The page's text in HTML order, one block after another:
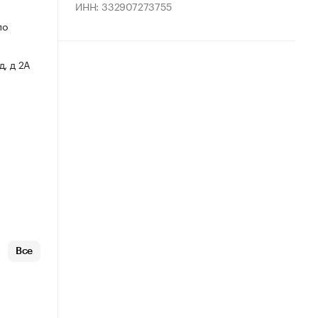
д 2А
Все
ИНН: 332907273755